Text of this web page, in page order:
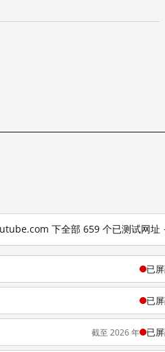
下全部 659 个已测试网址
已
已
截至 2026 年 已